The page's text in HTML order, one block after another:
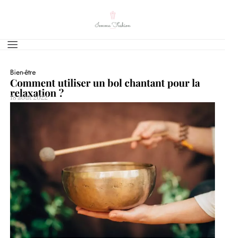
Bien-être
Comment utiliser un bol chantant pour la
relaxation ?
18 août 2022